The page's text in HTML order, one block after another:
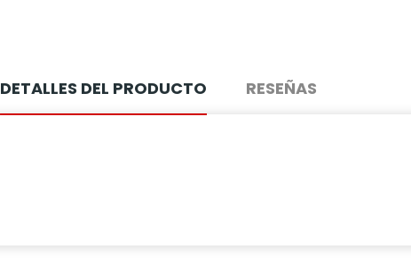
DETALLES DEL PRODUCTO RESEÑAS